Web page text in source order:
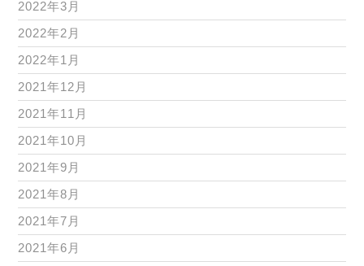
2022年3月
2022年2月
2022年1月
2021年12月
2021年11月
2021年10月
2021年9月
2021年8月
2021年7月
2021年6月